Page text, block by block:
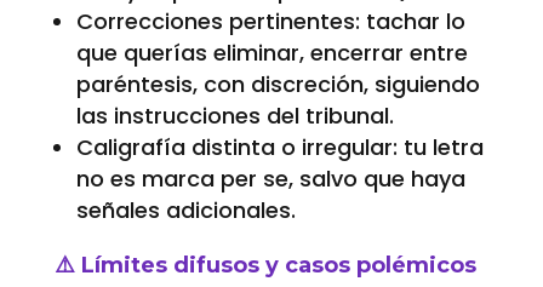
Correcciones pertinentes: tachar lo
que querías eliminar, encerrar entre
paréntesis, con discreción, siguiendo
las instrucciones del tribunal.
Caligrafía distinta o irregular: tu letra
no es marca per se, salvo que haya
señales adicionales.
⚠️ Límites difusos y casos polémicos